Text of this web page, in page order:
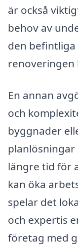
är också
behov av
den
renoveringen
En annan
och
byggnader
längre tid för
kan öka
spelar det
och expertis
företag med